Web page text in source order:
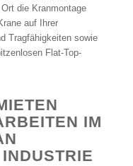
die Kranmontage
auf Ihrer
Tragfähigkeiten sowie
Flat-Top-
IM